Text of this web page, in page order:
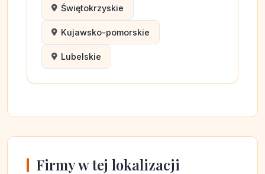
Świętokrzyskie
Kujawsko-pomorskie
Lubelskie
Firmy w tej lokalizacji